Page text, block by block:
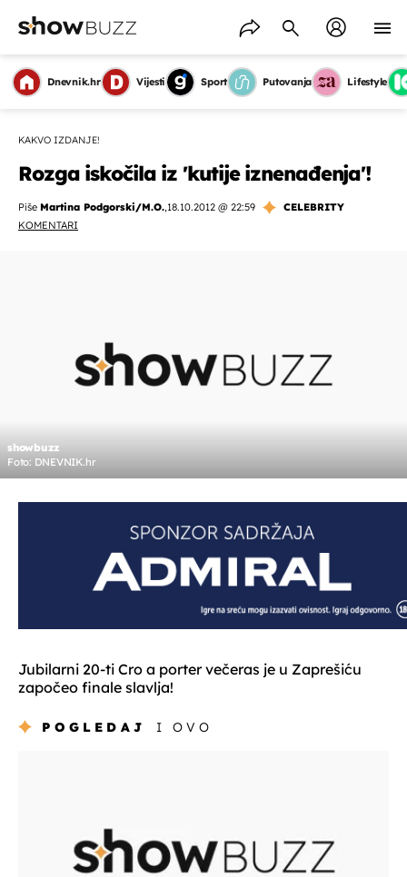
Dnevnik.hr Vijesti Sport Putovanja Lifestyle
KAKVO IZDANJE!
Rozga iskočila iz 'kutije iznenađenja'!
Piše Martina Podgorski/M.O.,18.10.2012 @ 22:59
CELEBRITY
KOMENTARI
showbuzz
Foto: DNEVNIK.hr
Jubilarni 20-ti Cro a porter večeras je u Zaprešiću
započeo finale slavlja!
POGLEDAJ I OVO
OMOGUĆI OBAVIJESTI